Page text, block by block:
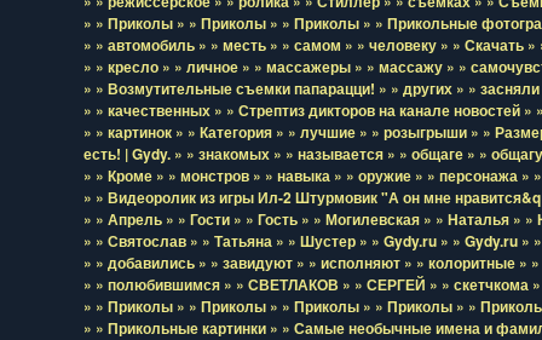
» » Приколы » » Приколы » » Приколы » » Прикольные
» » автомобиль » » месть » » самом » » человеку » » Скачать »
» » кресло » » личное » » массажеры » » массажу » »
» » Возмутительные съемки папарацци! » » других » » засняли
» » качественных » » Стрептиз дикторов на канале новостей »
» » картинок » » Категория » » лучшие » » розыгрыши » »
есть! | Gydy. » » знакомых » » называется » » общаге » » общагу
» » Кроме » » монстров » » навыка » » оружие » » персонажа »
» » Видеоролик из игры Ил-2 Штурмовик "А он мне нравится&q
» » Апрель » » Гости » » Гость » » Могилевская » » Наталья » »
» » Святослав » » Татьяна » » Шустер » » Gydy.ru » » Gydy.ru »
» » добавились » » завидуют » » исполняют » » колоритные »
» » полюбившимся » » СВЕТЛАКОВ » » СЕРГЕЙ » » скетчкома
» » Приколы » » Приколы » » Приколы » » Приколы » »
» » Прикольные картинки » » Самые необычные имена и